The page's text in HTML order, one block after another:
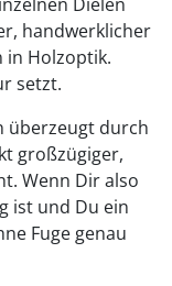
handwerklicher
in Holzoptik.
setzt.
überzeugt durch
großzügiger,
Wenn Dir also
ist und Du ein
Fuge genau